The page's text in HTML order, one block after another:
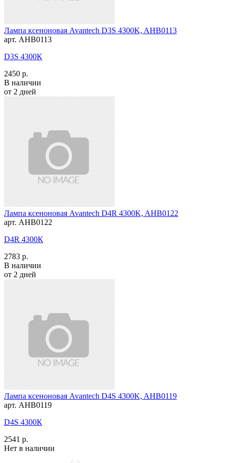
Лампа ксеноновая Avantech D3S 4300K, AHB0113
арт. AHB0113
D3S 4300К
2450 р.
В наличии
от 2 дней
Лампа ксеноновая Avantech D4R 4300K, AHB0122
арт. AHB0122
D4R 4300К
2783 р.
В наличии
от 2 дней
Лампа ксеноновая Avantech D4S 4300K, AHB0119
арт. AHB0119
D4S 4300К
2541 р.
Нет в наличии